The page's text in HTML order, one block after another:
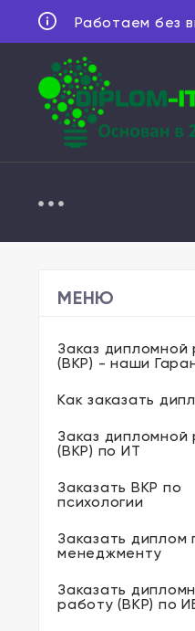
Работаем без
МЕНЮ
Заказ дипломной
(ВКР) - наши
Как заказать
Заказ дипломной
(ВКР) по ИТ
Заказать ВКР по
психологии
Заказать диплом
менеджменту
Заказать
работу (ВКР) по